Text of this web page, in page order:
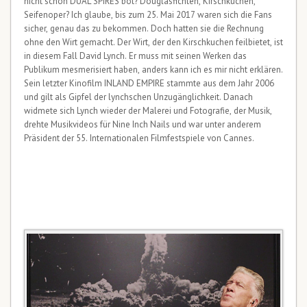
Seifenoper? Ich glaube, bis zum 25. Mai 2017 waren sich die Fans
sicher, genau das zu bekommen. Doch hatten sie die Rechnung
ohne den Wirt gemacht. Der Wirt, der den Kirschkuchen feilbietet, ist
in diesem Fall David Lynch. Er muss mit seinen Werken das
Publikum mesmerisiert haben, anders kann ich es mir nicht erklären.
Sein letzter Kinofilm INLAND EMPIRE stammte aus dem Jahr 2006
und gilt als Gipfel der lynchschen Unzugänglichkeit. Danach
widmete sich Lynch wieder der Malerei und Fotografie, der Musik,
drehte Musikvideos für Nine Inch Nails und war unter anderem
Präsident der 55. Internationalen Filmfestspiele von Cannes.